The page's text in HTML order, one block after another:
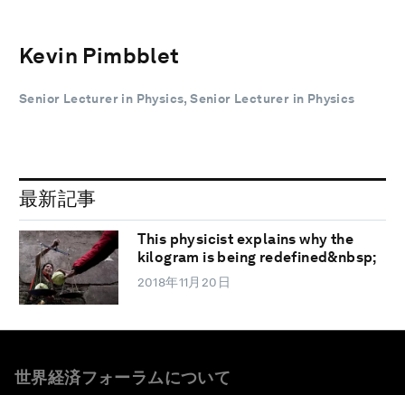
Kevin Pimbblet
Senior Lecturer in Physics, Senior Lecturer in Physics
最新記事
This physicist explains why the
kilogram is being redefined&nbsp;
2018年11月20日
世界経済フォーラムについて